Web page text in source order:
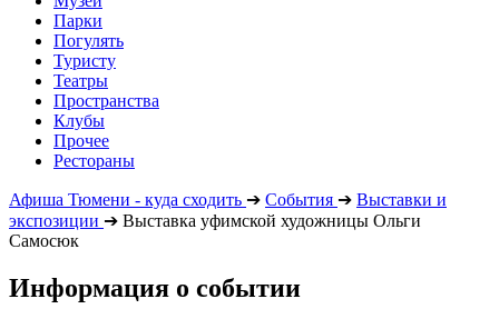
Парки
Погулять
Туристу
Театры
Пространства
Клубы
Прочее
Рестораны
Афиша Тюмени - куда сходить ➔ События ➔ Выставки и
экспозиции ➔ Выставка уфимской художницы Ольги
Самосюк
Информация о событии